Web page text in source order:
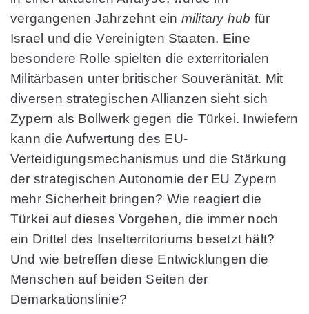
vergangenen Jahrzehnt ein military hub für
Israel und die Vereinigten Staaten. Eine
besondere Rolle spielten die exterritorialen
Militärbasen unter britischer Souveränität. Mit
diversen strategischen Allianzen sieht sich
Zypern als Bollwerk gegen die Türkei. Inwiefern
kann die Aufwertung des EU-
Verteidigungsmechanismus und die Stärkung
der strategischen Autonomie der EU Zypern
mehr Sicherheit bringen? Wie reagiert die
Türkei auf dieses Vorgehen, die immer noch
ein Drittel des Inselterritoriums besetzt hält?
Und wie betreffen diese Entwicklungen die
Menschen auf beiden Seiten der
Demarkationslinie?